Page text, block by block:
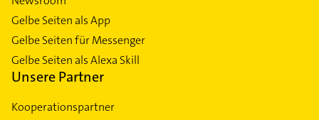
Gelbe Seiten als App
Gelbe Seiten für Messenger
Gelbe Seiten als Alexa Skill
Unsere Partner
Kooperationspartner